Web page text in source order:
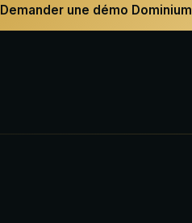
Demander une démo Dominium